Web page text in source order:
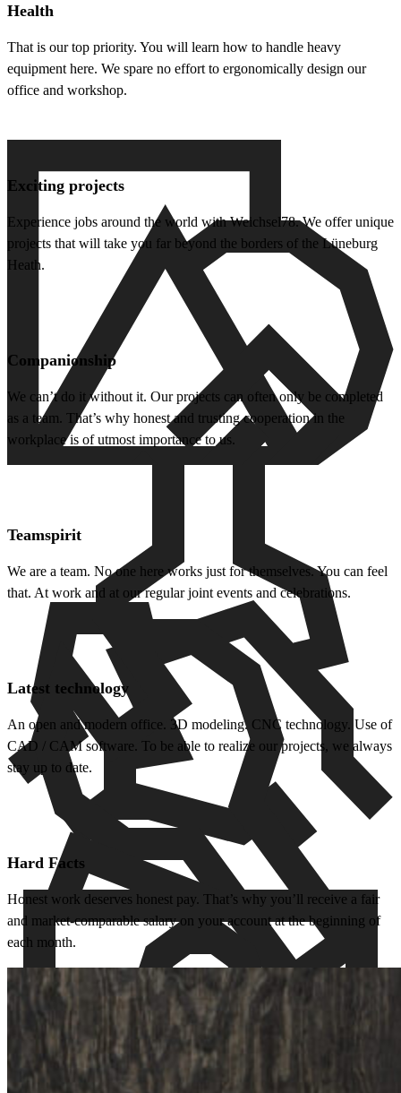
Health
That is our top priority. You will learn how to handle heavy
equipment here. We spare no effort to ergonomically design our
office and workshop.
Exciting projects
Experience jobs around the world with Weichsel78. We offer unique
projects that will take you far beyond the borders of the Lüneburg
Heath.
Companionship
We can’t do it without it. Our projects can often only be completed
as a team. That’s why honest and trusting cooperation in the
workplace is of utmost importance to us.
Teamspirit
We are a team. No one here works just for themselves. You can feel
that. At work and at our regular joint events and celebrations.
Latest technology
An open and modern office. 3D modeling. CNC technology. Use of
CAD / CAM software. To be able to realize our projects, we always
stay up to date.
Hard Facts
Honest work deserves honest pay. That’s why you’ll receive a fair
and market-comparable salary on your account at the beginning of
each month.